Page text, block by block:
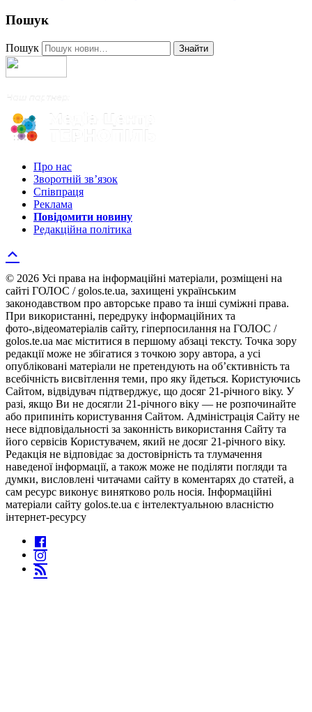
Пошук
Пошук Знайти
Про нас
Зворотній зв’язок
Співпраця
Реклама
Повідомити новину
Редакційна політика
© 2026 Усі права на інформаційні матеріали, розміщені на
сайті ГОЛОС / golos.te.ua, захищені українським
законодавством про авторське право та інші суміжні права.
При використанні, передруку інформаційних та
фото-,відеоматеріалів сайту, гіперпосилання на ГОЛОС /
golos.te.ua має міститися в першому абзаці тексту. Точка зору
редакції може не збігатися з точкою зору автора, а усі
опубліковані матеріали не претендують на об’єктивність та
всебічність висвітлення теми, про яку йдеться. Користуючись
Сайтом, відвідувач підтверджує, що досяг 21-річного віку. У
разі, якщо Ви не досягли 21-річного віку — не розпочинайте
або припиніть користування Сайтом. Адміністрація Сайту не
несе відповідальності за законність використання Сайту та
його сервісів Користувачем, який не досяг 21-річного віку.
Редакція не відповідає за достовірність та тлумачення
наведеної інформації, а також може не поділяти погляди та
думки, висловлені читачами сайту в коментарях до статей, а
сам ресурс виконує винятково роль носія. Інформаційні
матеріали сайту golos.te.ua є інтелектуальною власністю
інтернет-ресурсу